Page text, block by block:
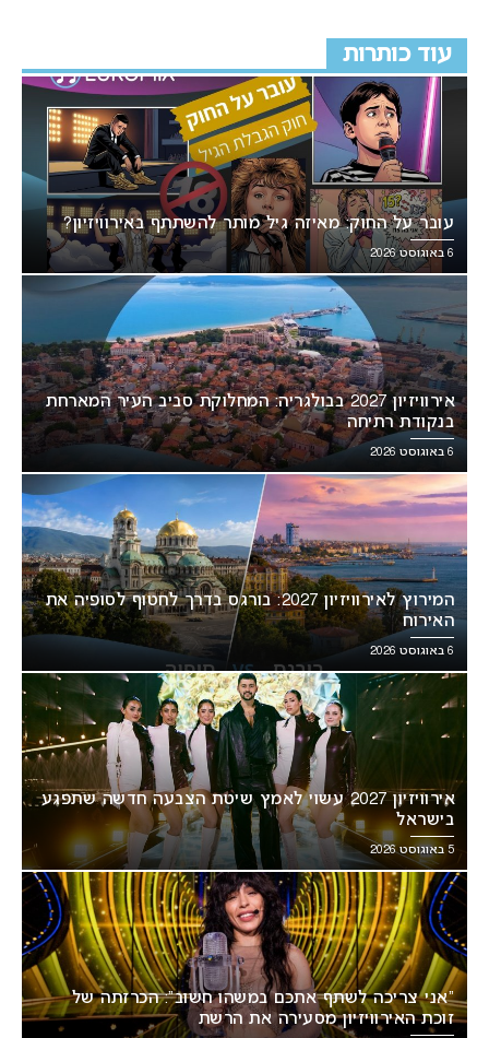
עוד כותרות
עובר על החוק: מאיזה גיל מותר להשתתף באירוויזיון?
6 באוגוסט 2026
אירוויזיון 2027 בבולגריה: המחלוקת סביב העיר המארחת
בנקודת רתיחה
6 באוגוסט 2026
המירוץ לאירוויזיון 2027: בורגס בדרך לחטוף לסופיה את
האירוח
6 באוגוסט 2026
אירוויזיון 2027 עשוי לאמץ שיטת הצבעה חדשה שתפגע
בישראל
5 באוגוסט 2026
“אני צריכה לשתף אתכם במשהו חשוב”: הכרזתה של
זוכת האירוויזיון מסעירה את הרשת